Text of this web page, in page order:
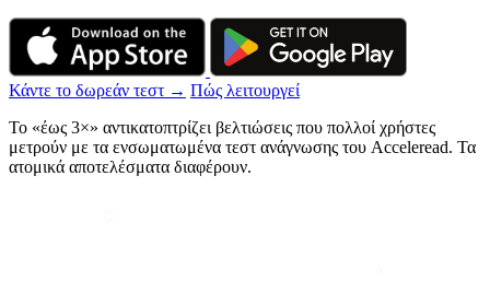
Κάντε το δωρεάν τεστ → Πώς λειτουργεί
Το «έως 3×» αντικατοπτρίζει βελτιώσεις που πολλοί χρήστες
μετρούν με τα ενσωματωμένα τεστ ανάγνωσης του Acceleread. Τα
ατομικά αποτελέσματα διαφέρουν.